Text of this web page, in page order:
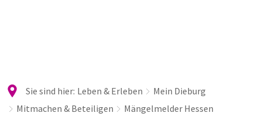
Sie sind hier: Leben & Erleben
Mein Dieburg
Mitmachen & Beteiligen
Mängelmelder Hessen